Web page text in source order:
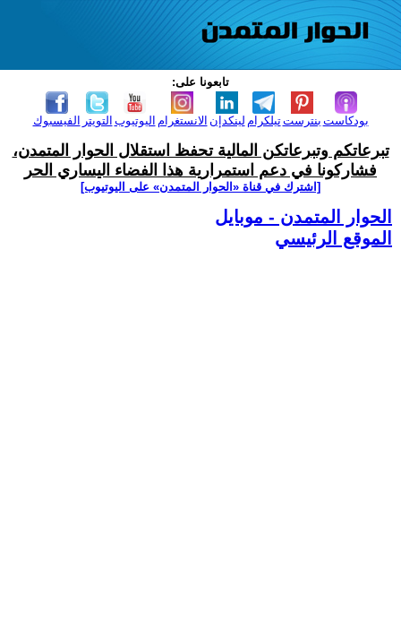
تابعونا على:
الفيسبوك التويتر اليوتيوب الانستغرام لينكدإن تيلكرامبنترست بودكاست
تبرعاتكم وتبرعاتكن المالية تحفظ استقلال الحوار المتمدن،
فشاركونا في دعم استمرارية هذا الفضاء اليساري الحر
[اشترك في قناة ‫«الحوار المتمدن» على اليوتيوب]
الحوار المتمدن - موبايل
الموقع الرئيسي